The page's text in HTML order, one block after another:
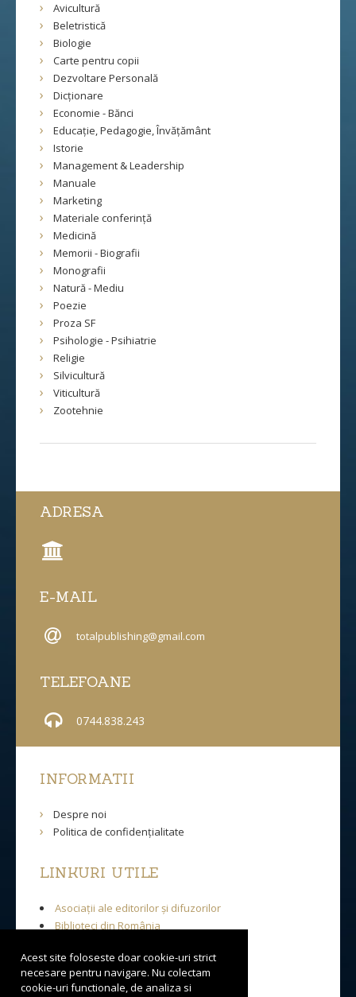
Acest site foloseste doar cookie-uri strict
necesare pentru navigare. Nu colectam
cookie-uri functionale, de analiza si
Avicultură
Beletristică
Biologie
Carte pentru copii
Dezvoltare Personală
Dicționare
Economie - Bănci
Educație, Pedagogie, Învățământ
Istorie
Management & Leadership
Manuale
Marketing
Materiale conferință
Medicină
Memorii - Biografii
Monografii
Natură - Mediu
Poezie
Proza SF
Psihologie - Psihiatrie
Religie
Silvicultură
Viticultură
Zootehnie
ADRESA
E-MAIL
totalpublishing@gmail.com
TELEFOANE
0744.838.243
INFORMATII
Despre noi
Politica de confidențialitate
LINKURI UTILE
Asociații ale editorilor și difuzorilor
Biblioteci din România
INFORMATII CLIENTI